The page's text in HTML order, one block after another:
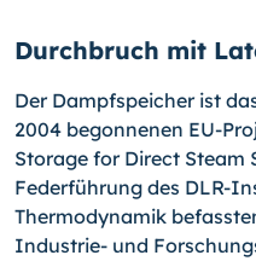
Durchbruch mit
Der Dampfspeicher ist
2004 begonnenen EU-
Storage for Direct Steam
Federführung des DLR-
Thermodynamik
Industrie- und